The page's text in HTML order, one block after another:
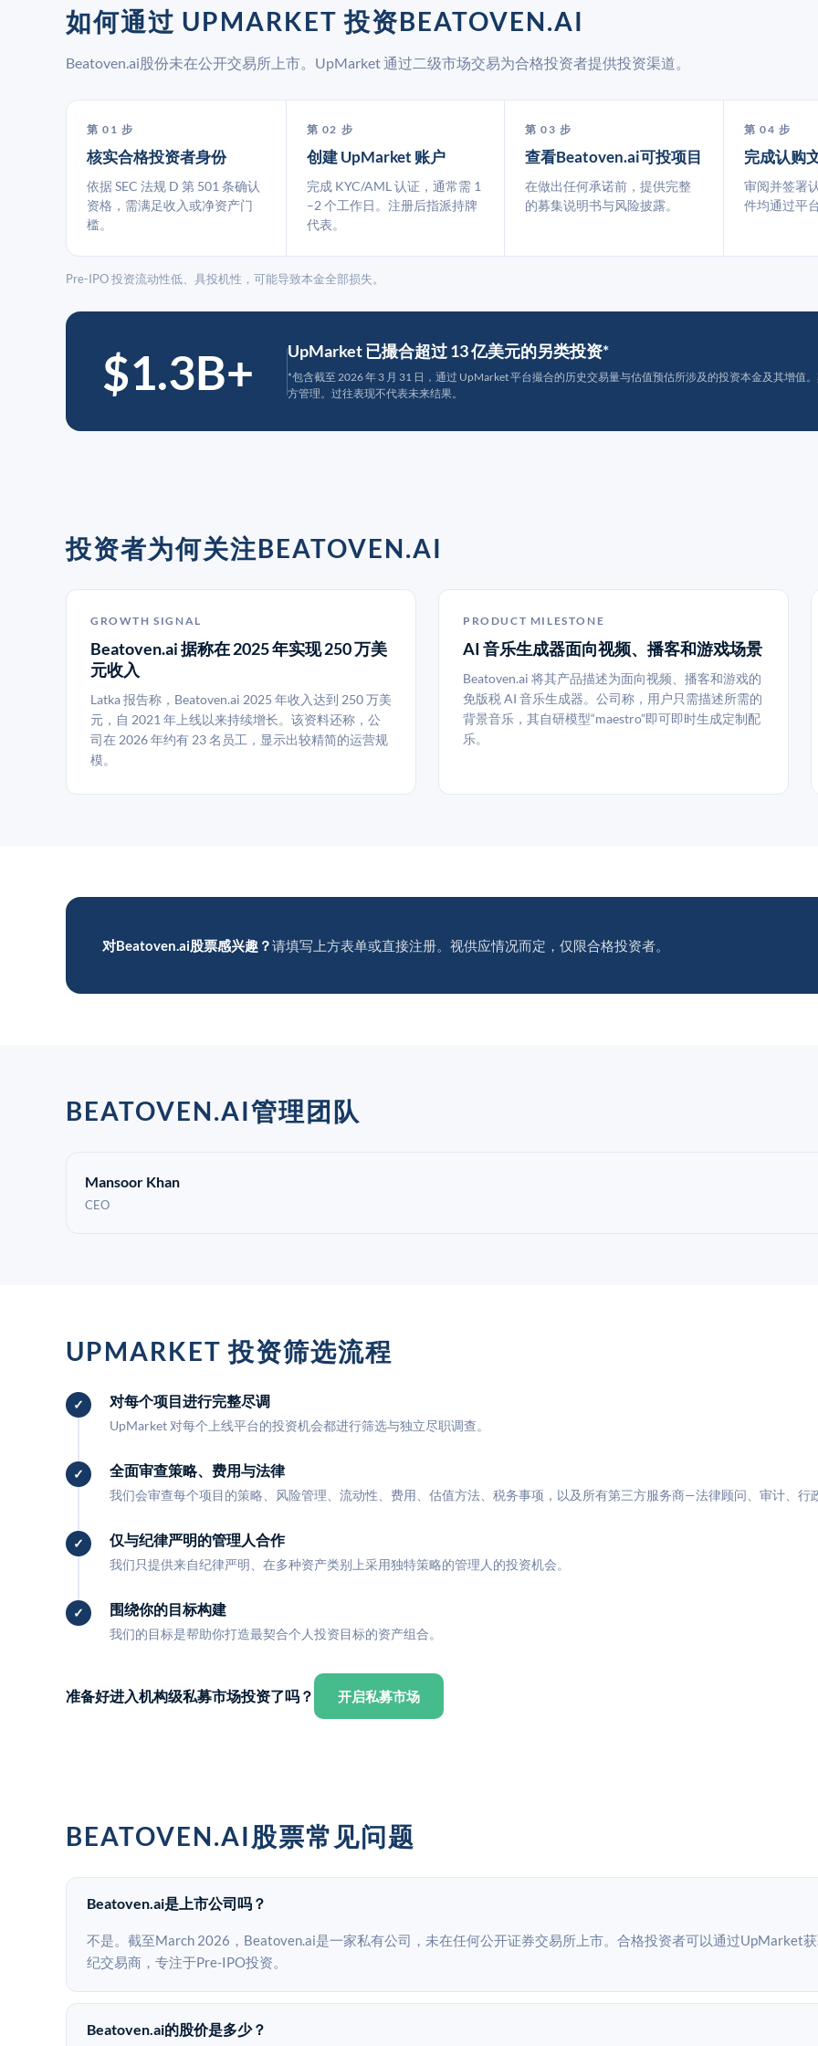
如何通过 UPMARKET 投资BEATOVEN.AI
Beatoven.ai股份未在公开交易所上市。UpMarket 通过二级市场交易为合格投资者提供投资渠道。
第 01 步
核实合格投资者身份
依据 SEC 法规 D 第 501 条确认
资格，需满足收入或净资产门
槛。
第 02 步
创建 UpMarket 账户
完成 KYC/AML 认证，通常需 1
–2 个工作日。注册后指派持牌
代表。
第 03 步
查看Beatoven.ai可投项目
在做出任何承诺前，提供完整
的募集说明书与风险披露。
第 04 步
完成认购
审阅并签署
件均通过平
Pre-IPO 投资流动性低、具投机性，可能导致本金全部损失。
$1.3B+ UpMarket 已撮合超过 13 亿美元的另类投资*
*包含截至 2026 年 3 月 31 日，通过 UpMarket 平台撮合的历史交易量与估值预估所涉及的投资本金及其增值
方管理。过往表现不代表未来结果。
投资者为何关注BEATOVEN.AI
GROWTH SIGNAL
Beatoven.ai 据称在 2025 年实现 250 万美
元收入
Latka 报告称，Beatoven.ai 2025 年收入达到 250 万美
元，自 2021 年上线以来持续增长。该资料还称，公
司在 2026 年约有 23 名员工，显示出较精简的运营规
模。
PRODUCT MILESTONE
AI 音乐生成器面向视频、播客和游戏场景
Beatoven.ai 将其产品描述为面向视频、播客和游戏的
免版税 AI 音乐生成器。公司称，用户只需描述所需的
背景音乐，其自研模型“maestro”即可即时生成定制配
乐。
对Beatoven.ai股票感兴趣？请填写上方表单或直接注册。视供应情况而定，仅限合格投资者。
BEATOVEN.AI管理团队
Mansoor Khan
CEO
UPMARKET 投资筛选流程
对每个项目进行完整尽调
UpMarket 对每个上线平台的投资机会都进行筛选与独立尽职调查。
全面审查策略、费用与法律
我们会审查每个项目的策略、风险管理、流动性、费用、估值方法、税务事项，以及所有第三方服务商—法律顾问、审计、行
仅与纪律严明的管理人合作
我们只提供来自纪律严明、在多种资产类别上采用独特策略的管理人的投资机会。
围绕你的目标构建
我们的目标是帮助你打造最契合个人投资目标的资产组合。
准备好进入机构级私募市场投资了吗？ 开启私募市场
BEATOVEN.AI股票常见问题
Beatoven.ai是上市公司吗？
不是。截至March 2026，Beatoven.ai是一家私有公司，未在任何公开证券交易所上市。合格投资者可以通过UpMarket
纪交易商，专注于Pre-IPO投资。
Beatoven.ai的股价是多少？